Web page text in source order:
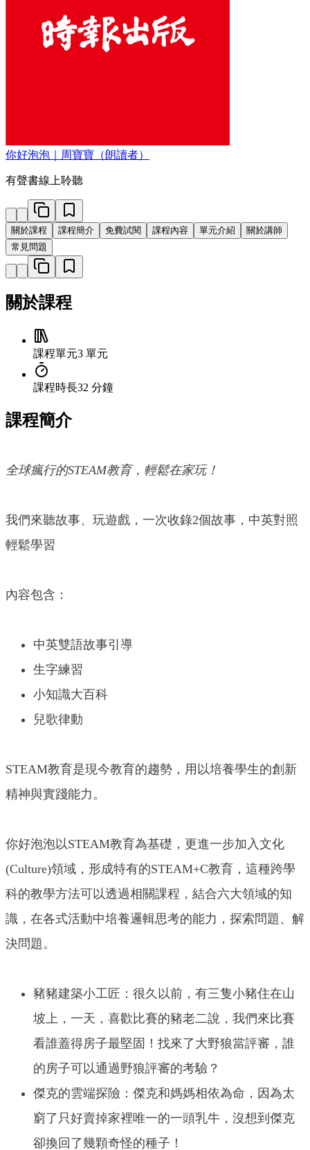
你好泡泡｜周寶寶（朗讀者）
有聲書線上聆聽
關於課程 課程簡介 免費試閱 課程內容 單元介紹
關於講師
常見問題
關於課程
課程單元3 單元
課程時長32 分鐘
課程簡介
全球瘋行的STEAM教育，輕鬆在家玩！
我們來聽故事、玩遊戲，一次收錄2個故事，中英對照
輕鬆學習
內容包含：
中英雙語故事引導
生字練習
小知識大百科
兒歌律動
STEAM教育是現今教育的趨勢，用以培養學生的創新
精神與實踐能力。
你好泡泡以STEAM教育為基礎，更進一步加入文化
(Culture)領域，形成特有的STEAM+C教育，這種跨學
科的教學方法可以透過相關課程，結合六大領域的知
識，在各式活動中培養邏輯思考的能力，探索問題、解
決問題。
豬豬建築小工匠：很久以前，有三隻小豬住在山
坡上，一天，喜歡比賽的豬老二說，我們來比賽
看誰蓋得房子最堅固！找來了大野狼當評審，誰
的房子可以通過野狼評審的考驗？
傑克的雲端探險：傑克和媽媽相依為命，因為太
窮了只好賣掉家裡唯一的一頭乳牛，沒想到傑克
卻換回了幾顆奇怪的種子！